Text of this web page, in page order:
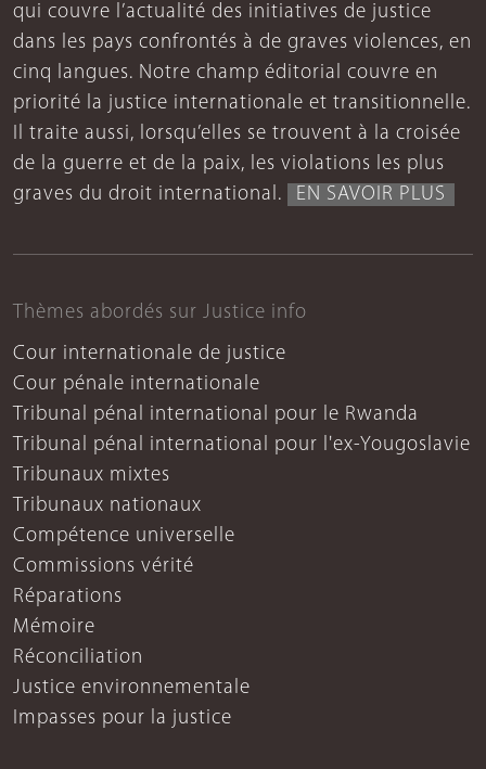
qui couvre l’actualité des initiatives de justice
dans les pays confrontés à de graves violences, en
cinq langues. Notre champ éditorial couvre en
priorité la justice internationale et transitionnelle.
Il traite aussi, lorsqu’elles se trouvent à la croisée
de la guerre et de la paix, les violations les plus
graves du droit international.
EN SAVOIR PLUS
Thèmes abordés sur Justice info
Cour internationale de justice
Cour pénale internationale
Tribunal pénal international pour le Rwanda
Tribunal pénal international pour l'ex-Yougoslavie
Tribunaux mixtes
Tribunaux nationaux
Compétence universelle
Commissions vérité
Réparations
Mémoire
Réconciliation
Justice environnementale
Impasses pour la justice